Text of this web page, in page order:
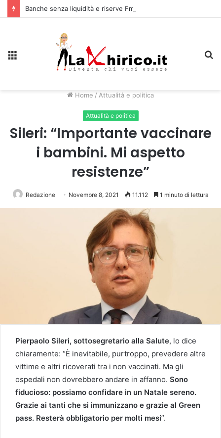
Home / Attualità e politica
Attualità e politica
Sileri: “Importante vaccinare
i bambini. Mi aspetto
resistenze”
Redazione Novembre 8, 2021 11.112 1 minuto di lettura
Pierpaolo Sileri, sottosegretario alla Salute, lo dice
chiaramente: “È inevitabile, purtroppo, prevedere altre
vittime e altri ricoverati tra i non vaccinati. Ma gli
ospedali non dovrebbero andare in affanno. Sono
fiducioso: possiamo confidare in un Natale sereno.
Grazie ai tanti che si immunizzano e grazie al Green
pass. Resterà obbligatorio per molti mesi”.